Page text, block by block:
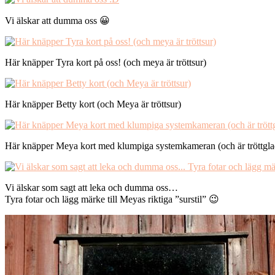
Vi älskar att dumma oss 😀
Här knäpper Tyra kort på oss! (och meya är tröttsur)
Här knäpper Betty kort (och Meya är tröttsur)
Här knäpper Meya kort med klumpiga systemkameran (och är
Vi älskar som sagt att leka och dumma oss…
Tyra fotar och lägg märke till Meyas riktiga ”surstil” 😉